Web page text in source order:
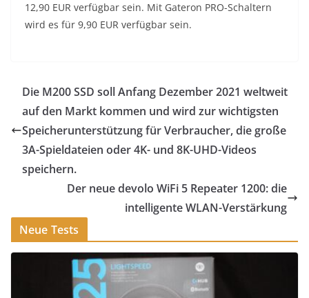
12,90 EUR verfügbar sein. Mit Gateron PRO-Schaltern
wird es für 9,90 EUR verfügbar sein.
Die M200 SSD soll Anfang Dezember 2021 weltweit
auf den Markt kommen und wird zur wichtigsten
Speicherunterstützung für Verbraucher, die große
3A-Spieldateien oder 4K- und 8K-UHD-Videos
speichern.
Der neue devolo WiFi 5 Repeater 1200: die
intelligente WLAN-Verstärkung
Neue Tests